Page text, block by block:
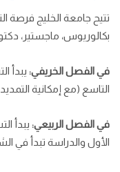
تتيح جامعة الخليج فرصة
بكالوريوس، ماجستير،
في الفصل الخريفي: يبدأ
التاسع (مع إمكانية
في الفصل الربيعي: يبدأ
الأول والدراسة تبدأ في